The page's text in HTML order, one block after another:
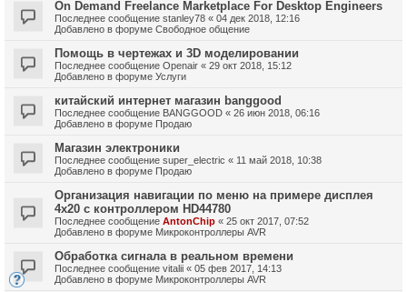
On Demand Freelance Marketplace For Desktop Engineers
Последнее сообщение stanley78 « 04 дек 2018, 12:16
Добавлено в форуме Свободное общение
Помощь в чертежах и 3D моделировании
Последнее сообщение Openair « 29 окт 2018, 15:12
Добавлено в форуме Услуги
китайский интернет магазин banggood
Последнее сообщение BANGGOOD « 26 июн 2018, 06:16
Добавлено в форуме Продаю
Магазин электроники
Последнее сообщение super_electric « 11 май 2018, 10:38
Добавлено в форуме Продаю
Организация навигации по меню на примере дисплея
4х20 с контроллером HD44780
Последнее сообщение AntonChip « 25 окт 2017, 07:52
Добавлено в форуме Микроконтроллеры AVR
Обработка сигнала в реальном времени
Последнее сообщение vitalii « 05 фев 2017, 14:13
Добавлено в форуме Микроконтроллеры AVR